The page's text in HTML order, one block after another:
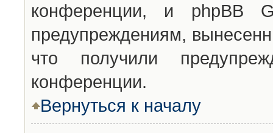
конференции, и phpBB
предупреждениям,
что получили
конференции.
Вернуться к началу